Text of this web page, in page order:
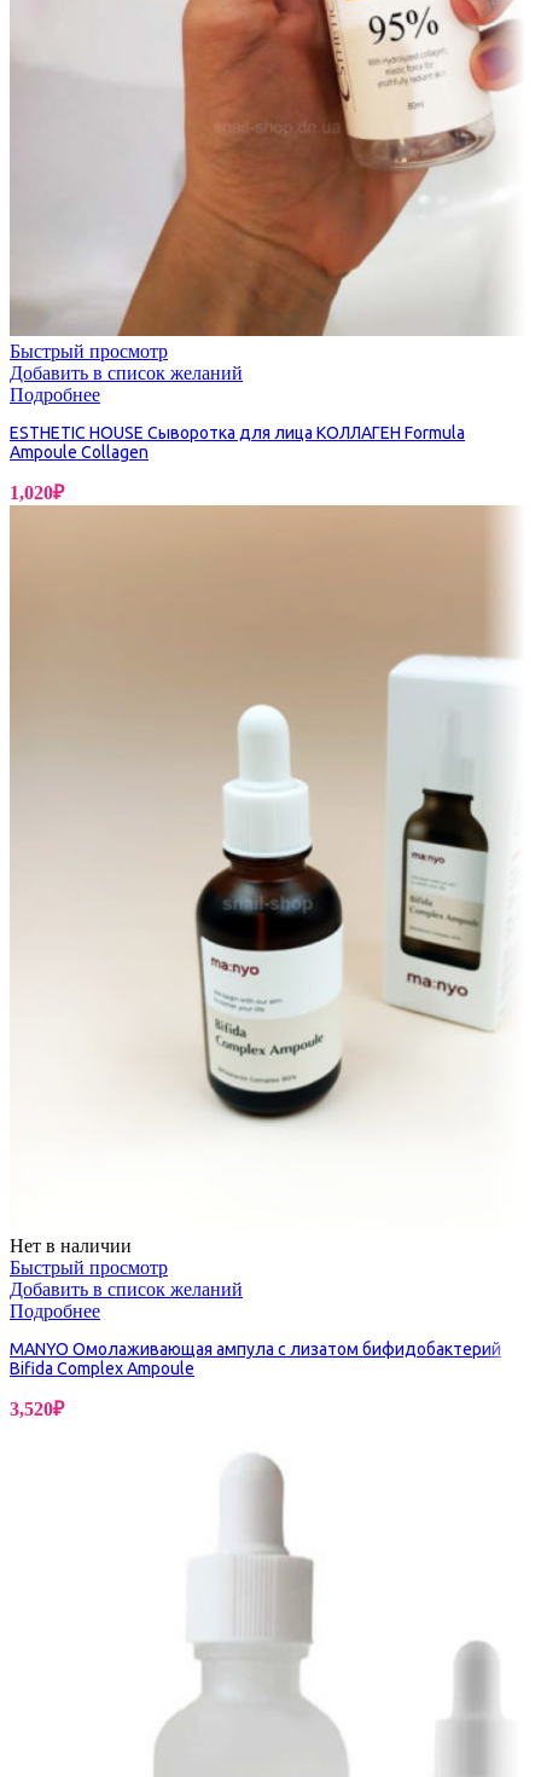
Быстрый просмотр
Добавить в список желаний
Подробнее
ESTHETIC HOUSE Сыворотка для лица КОЛЛАГЕН Formula
Ampoule Collagen
1,020₽
Нет в наличии
Быстрый просмотр
Добавить в список желаний
Подробнее
MANYO Омолаживающая ампула с лизатом бифидобактерий
Bifida Complex Ampoule
3,520₽